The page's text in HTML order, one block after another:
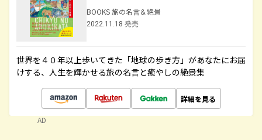
BOOKS 旅の名言＆絶景
2022.11.18 発売
世界を４０年以上歩いてきた「地球の歩き方」があなたにお届
けする、人生を輝かせる旅の名言と癒やしの絶景集
詳細を見る
AD